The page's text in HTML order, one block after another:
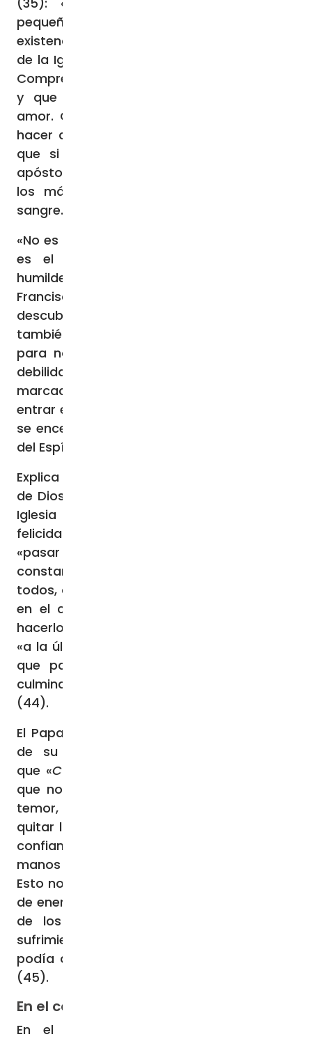
pequeñez, en las cosas más simples de la
existencia cotidiana» (36), y en el corazón
de la Iglesia, donde buscó su lugar (38): «…
Comprendí que la Iglesia tenía un corazón,
y que ese corazón estaba ardiendo de
amor. Comprendí que sólo el amor podía
hacer actuar a los miembros de la Iglesia;
que si el amor llegaba a apagarse, los
apóstoles ya no anunciarían el Evangelio y
los mártires se negarían a derramar su
sangre…» (39).
«No es el corazón de una Iglesia triunfalista,
es el corazón de una Iglesia amante
humilde y misericordiosa» (40), señala
Francisco. Afirmando además que «Tal
descubrimiento del corazón de la Iglesia es
también una gran luz para nosotros hoy,
para no escandalizarnos por los límites y
debilidades de la institución eclesiástica,
marcada por oscuridades y pecados, y
entrar en su corazón ardiente de amor, que
se encendió en Pentecostés gracias al don
del Espíritu Santo» (41).
Explica el Papa Francisco que este llamado
de Dios a «poner fuego en el corazón de la
Iglesia más que a soñar con su propia
felicidad» (42) le permitió a santa Teresita
«pasar de un fervoroso deseo del cielo a un
constante y ardiente deseo del bien de
todos, culminando en el sueño de continuar
en el cielo su misión de amar a Jesús y
hacerlo amar» (43). Llegando de este modo
«a la última síntesis personal del Evangelio,
que partía de la confianza plena hasta
culminar en el don total por los demás»
(44).
El Papa Francisco llega a un punto central
de su exhortación apostólica, indicando
que «C’est la confiance
que nos lleva al Amor y así nos libera del
temor, es la confianza la que nos ayuda a
quitar la mirada de nosotros mismos, es la
confianza la que nos permite poner en las
manos de Dios lo que sólo Él puede hacer.
Esto nos deja un inmenso caudal de amor y
de energías disponibles para buscar el bien
de los hermanos. Y así, en medio del
sufrimiento de sus últimos días, Teresita
podía decir: «Sólo cuento ya con el amor»
(45).
En el corazón del Evangelio
En el cuarto capítulo el santo Padre